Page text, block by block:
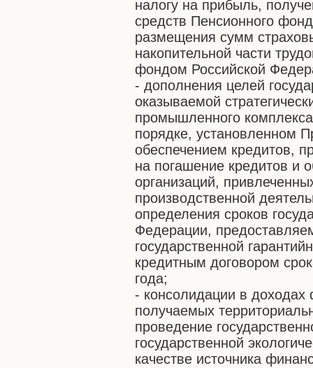
налогу на прибыль,
средств Пенсионного
размещения сумм
накопительной части
фондом Российской
- дополнения целей
оказываемой
промышленного
порядке, установленном
обеспечением кредитов,
на погашение кредитов и
организаций,
производственной
определения сроков
Федерации,
государственной
кредитным договором
года;
- консолидации в
получаемых
проведение
государственной
качестве источника